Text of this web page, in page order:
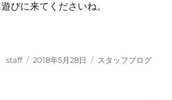
びに来てくださいね。
投
staff
投
2018年5月28日
カ
スタッフブログ